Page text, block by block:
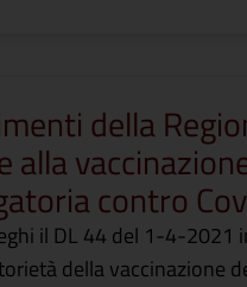
della
alla
contro
il DL 44 del 1-4-2021
della vaccinazione